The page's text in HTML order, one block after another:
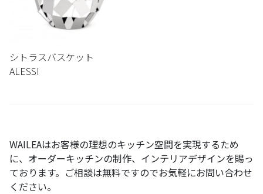
シトラスバスケット
ALESSI
WAILEAはお客様の理想のキッチン空間を実現するため
に、オーダーキッチンの制作、インテリアデザインを賜っ
ております。ご相談は無料ですのでお気軽にお問い合わせ
ください。